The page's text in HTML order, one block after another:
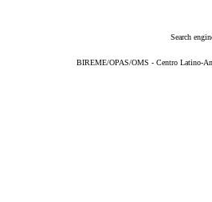
Search
BIREME/OPAS/OMS - Centro Latino-